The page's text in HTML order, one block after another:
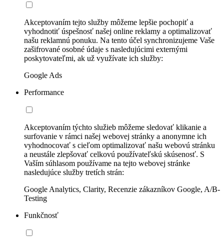
Akceptovaním tejto služby môžeme lepšie pochopiť a
vyhodnotiť úspešnosť našej online reklamy a optimalizovať
našu reklamnú ponuku. Na tento účel synchronizujeme Vaše
zašifrované osobné údaje s nasledujúcimi externými
poskytovateľmi, ak už využívate ich služby:
Google Ads
Performance
Akceptovaním týchto služieb môžeme sledovať klikanie a
surfovanie v rámci našej webovej stránky a anonymne ich
vyhodnocovať s cieľom optimalizovať našu webovú stránku
a neustále zlepšovať celkovú používateľskú skúsenosť. S
Vaším súhlasom používame na tejto webovej stránke
nasledujúce služby tretích strán:
Google Analytics, Clarity, Recenzie zákazníkov Google, A/B-
Testing
Funkčnosť